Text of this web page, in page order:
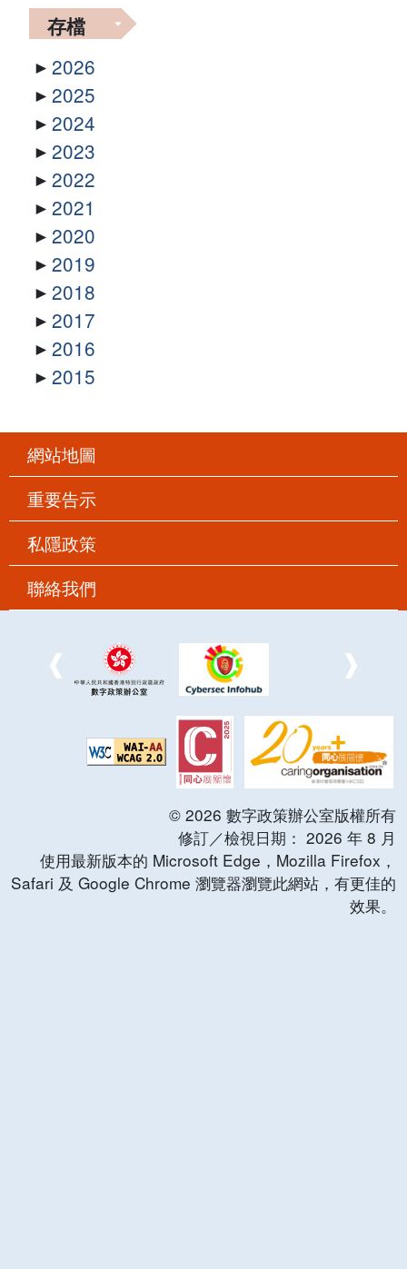
存檔
2026
2025
2024
2023
2022
2021
2020
2019
2018
2017
2016
2015
網站地圖
重要告示
私隱政策
聯絡我們
© 2026 數字政策辦公室版權所有
修訂／檢視日期： 2026 年 8 月
使用最新版本的 Microsoft Edge，Mozilla Firefox，
Safari 及 Google Chrome 瀏覽器瀏覽此網站，有更佳的
效果。